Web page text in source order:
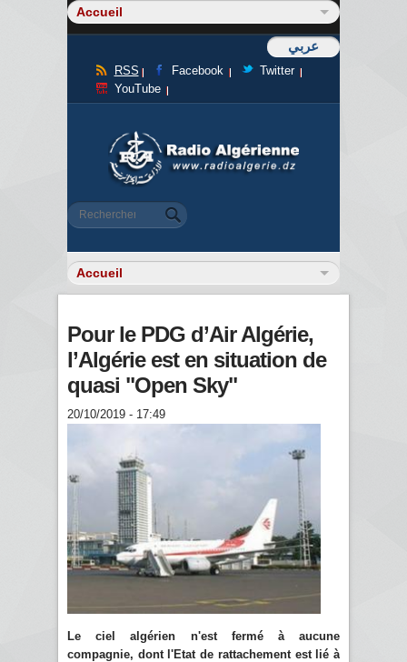
عربي
RSS Facebook
Twitter
YouTube
Formulaire de recherche
Rechercher
Pour le PDG d’Air Algérie,
l’Algérie est en situation de
quasi "Open Sky"
20/10/2019 - 17:49
Le ciel algérien n'est fermé à aucune
compagnie, dont l'Etat de rattachement est lié à